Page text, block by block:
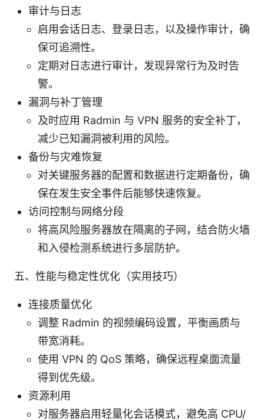
审计与日志
启用会话日志、登录日志，以及操作审计，确
保可追溯性。
定期对日志进行审计，发现异常行为及时告
警。
漏洞与补丁管理
及时应用 Radmin 与 VPN 服务的安全补丁，
减少已知漏洞被利用的风险。
备份与灾难恢复
对关键服务器的配置和数据进行定期备份，确
保在发生安全事件后能够快速恢复。
访问控制与网络分段
将高风险服务器放在隔离的子网，结合防火墙
和入侵检测系统进行多层防护。
五、性能与稳定性优化（实用技巧）
连接质量优化
调整 Radmin 的视频编码设置，平衡画质与
带宽消耗。
使用 VPN 的 QoS 策略，确保远程桌面流量
得到优先级。
资源利用
对服务器启用轻量化会话模式，避免高 CPU/